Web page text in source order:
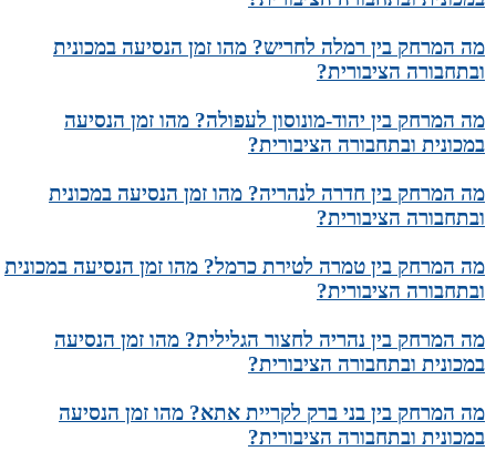
מה המרחק בין רמלה לחריש? מהו זמן הנסיעה במכונית
ובתחבורה הציבורית?
מה המרחק בין יהוד-מונוסון לעפולה? מהו זמן הנסיעה
במכונית ובתחבורה הציבורית?
מה המרחק בין חדרה לנהריה? מהו זמן הנסיעה במכונית
ובתחבורה הציבורית?
מה המרחק בין טמרה לטירת כרמל? מהו זמן הנסיעה במכונית
ובתחבורה הציבורית?
מה המרחק בין נהריה לחצור הגלילית? מהו זמן הנסיעה
במכונית ובתחבורה הציבורית?
מה המרחק בין בני ברק לקריית אתא? מהו זמן הנסיעה
במכונית ובתחבורה הציבורית?